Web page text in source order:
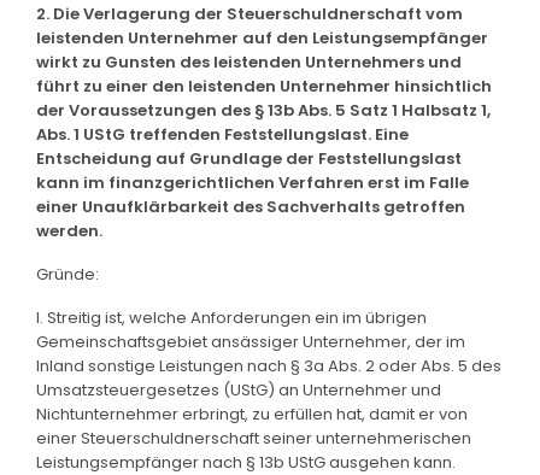
2. Die Verlagerung der Steuerschuldnerschaft vom
leistenden Unternehmer auf den Leistungsempfänger
wirkt zu Gunsten des leistenden Unternehmers und
führt zu einer den leistenden Unternehmer hinsichtlich
der Voraussetzungen des § 13b Abs. 5 Satz 1 Halbsatz 1,
Abs. 1 UStG treffenden Feststellungslast. Eine
Entscheidung auf Grundlage der Feststellungslast
kann im finanzgerichtlichen Verfahren erst im Falle
einer Unaufklärbarkeit des Sachverhalts getroffen
werden.
Gründe:
I. Streitig ist, welche Anforderungen ein im übrigen
Gemeinschaftsgebiet ansässiger Unternehmer, der im
Inland sonstige Leistungen nach § 3a Abs. 2 oder Abs. 5 des
Umsatzsteuergesetzes (UStG) an Unternehmer und
Nichtunternehmer erbringt, zu erfüllen hat, damit er von
einer Steuerschuldnerschaft seiner unternehmerischen
Leistungsempfänger nach § 13b UStG ausgehen kann.